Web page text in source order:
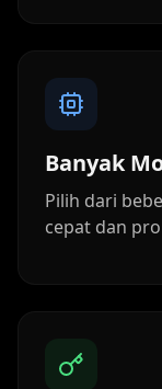
Banyak
Pilih dari
cepat dan